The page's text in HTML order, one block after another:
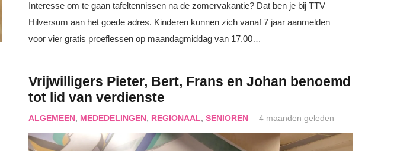
Interesse om te gaan tafeltennissen na de zomervakantie? Dat ben je bij TTV
Hilversum aan het goede adres. Kinderen kunnen zich vanaf 7 jaar aanmelden
voor vier gratis proeflessen op maandagmiddag van 17.00…
Vrijwilligers Pieter, Bert, Frans en Johan benoemd
tot lid van verdienste
ALGEMEEN , MEDEDELINGEN , REGIONAAL, SENIOREN 4 maanden geleden